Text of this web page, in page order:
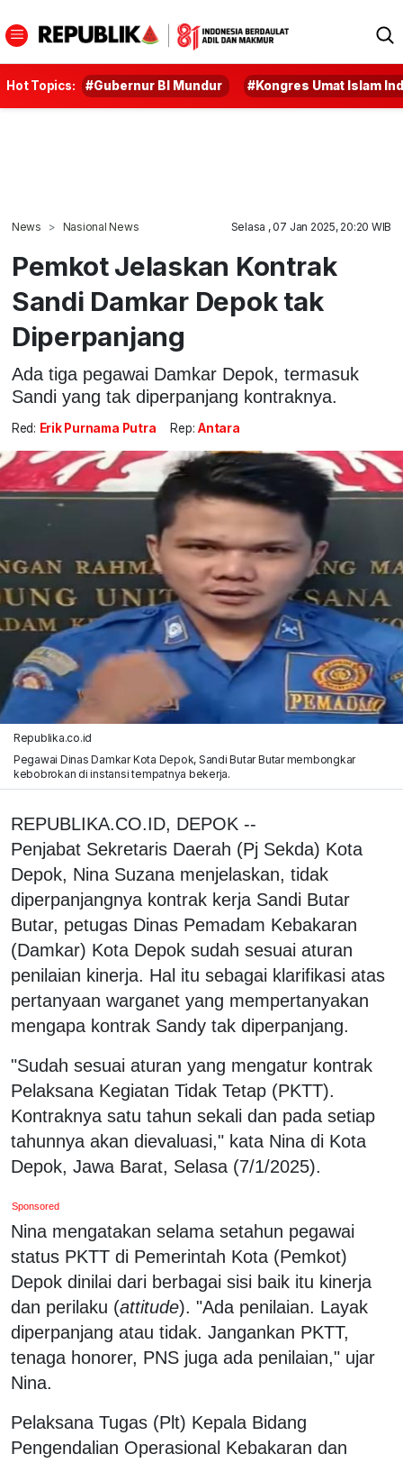
Hot Topics: #Gubernur BI Mundur #Kongres Umat Islam
News Nasional News Selasa , 07 Jan 2025, 20:20 WIB
Pemkot Jelaskan Kontrak
Sandi Damkar Depok tak
Diperpanjang
Ada tiga pegawai Damkar Depok, termasuk
Sandi yang tak diperpanjang kontraknya.
Red: Erik Purnama Putra Rep: Antara
Republika.co.id
Pegawai Dinas Damkar Kota Depok, Sandi Butar Butar membongkar
kebobrokan di instansi tempatnya bekerja.
REPUBLIKA.CO.ID, DEPOK --
Penjabat Sekretaris Daerah (Pj Sekda) Kota
Depok, Nina Suzana menjelaskan, tidak
diperpanjangnya kontrak kerja Sandi Butar
Butar, petugas Dinas Pemadam Kebakaran
(Damkar) Kota Depok sudah sesuai aturan
penilaian kinerja. Hal itu sebagai klarifikasi atas
pertanyaan warganet yang mempertanyakan
mengapa kontrak Sandy tak diperpanjang.
"Sudah sesuai aturan yang mengatur kontrak
Pelaksana Kegiatan Tidak Tetap (PKTT).
Kontraknya satu tahun sekali dan pada setiap
tahunnya akan dievaluasi," kata Nina di Kota
Depok, Jawa Barat, Selasa (7/1/2025).
Sponsored
Nina mengatakan selama setahun pegawai
status PKTT di Pemerintah Kota (Pemkot)
Depok dinilai dari berbagai sisi baik itu kinerja
dan perilaku (attitude). "Ada penilaian. Layak
diperpanjang atau tidak. Jangankan PKTT,
tenaga honorer, PNS juga ada penilaian," ujar
Nina.
Pelaksana Tugas (Plt) Kepala Bidang
Pengendalian Operasional Kebakaran dan